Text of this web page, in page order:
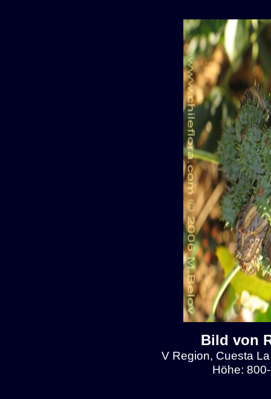
Bild von
V Region, Cuesta
Höhe: